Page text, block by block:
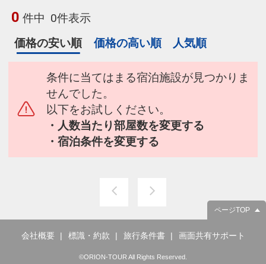
0 件中 0件表示
価格の安い順
価格の高い順 人気順
条件に当てはまる宿泊施設が見つかりま
せんでした。
以下をお試しください。
・人数当たり部屋数を変更する
・宿泊条件を変更する
ページTOP
会社概要 標識・約款 旅行条件書 画面共有サポート
©ORION-TOUR All Rights Reserved.